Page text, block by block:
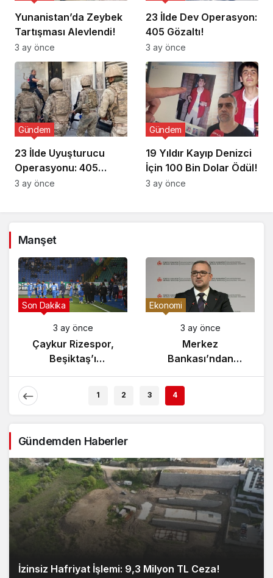
Yunanistan’da Zeybek
Tartışması Alevlendi!
3 ay önce
23 İlde Dev Operasyon:
405 Gözaltı!
3 ay önce
23 İlde Uyuşturucu
Operasyonu: 405
Gözaltı!
Gündem
3 ay önce
19 Yıldır Kayıp Denizci
İçin 100 Bin Dolar Ödül!
Gündem
3 ay önce
Manşet
Son Dakika
3 ay önce
Çaykur Rizespor,
Beşiktaş’ı
Ekonomi
3 ay önce
Merkez
Bankası’ndan
Açıklaması
1 2 3 4
Gündemden Haberler
İzinsiz Hafriyat İşlemi: 9,3 Milyon TL Ceza!